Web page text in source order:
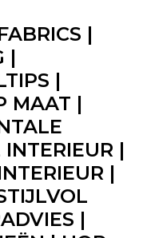
|
|
|
MAAT |
|
|
|